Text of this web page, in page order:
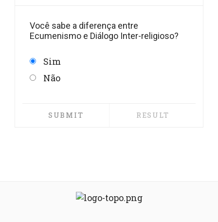
Você sabe a diferença entre
Ecumenismo e Diálogo Inter-religioso?
Sim
Não